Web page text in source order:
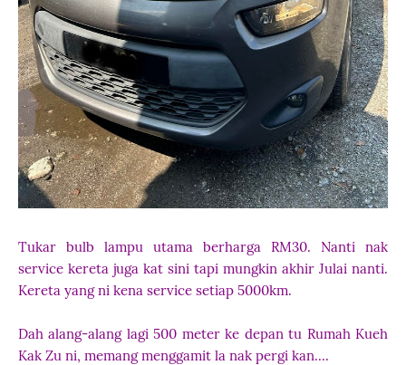
Tukar bulb lampu utama berharga RM30. Nanti nak
service kereta juga kat sini tapi mungkin akhir Julai nanti.
Kereta yang ni kena service setiap 5000km.
Dah alang-alang lagi 500 meter ke depan tu Rumah Kueh
Kak Zu ni, memang menggamit la nak pergi kan....